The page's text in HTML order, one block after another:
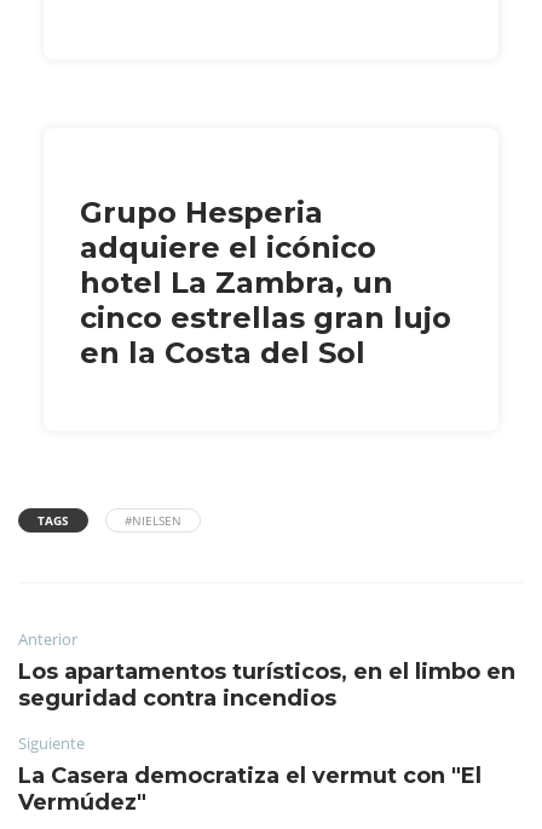
Grupo Hesperia
adquiere el icónico
hotel La Zambra, un
cinco estrellas gran lujo
en la Costa del Sol
TAGS #NIELSEN
Anterior
Los apartamentos turísticos, en el limbo en
seguridad contra incendios
Siguiente
La Casera democratiza el vermut con "El
Vermúdez"